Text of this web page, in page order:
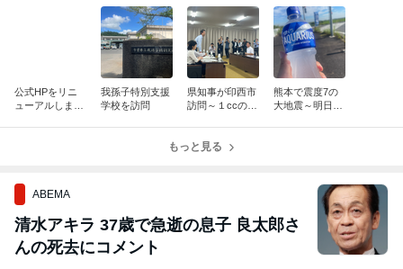
公式HPをリニ
ューアルしまし
我孫子特別支援
学校を訪問
県知事が印西市
訪問～１ccのご
熊本で震度7の
大地震～明日は
もっと見る
ABEMA
清水アキラ 37歳で急逝の息子 良太郎さ
んの死去にコメント